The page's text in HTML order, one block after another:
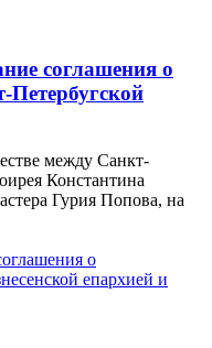
соглашения о
Петербугской
между Санкт-
Константина
Гурия Попова, на